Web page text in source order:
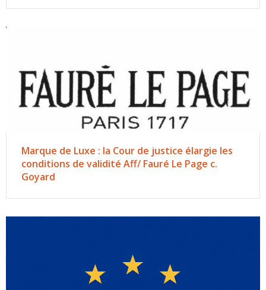
Marque de Luxe : la Cour de justice élargie les
conditions de validité Aff/ Fauré Le Page c.
Goyard